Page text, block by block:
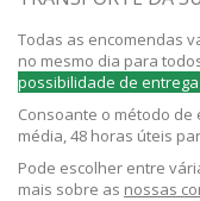
Todas as encomendas
no mesmo dia para
possibilidade de
Consoante o método de
média, 48 horas úteis
Pode escolher entre
mais sobre as nossas